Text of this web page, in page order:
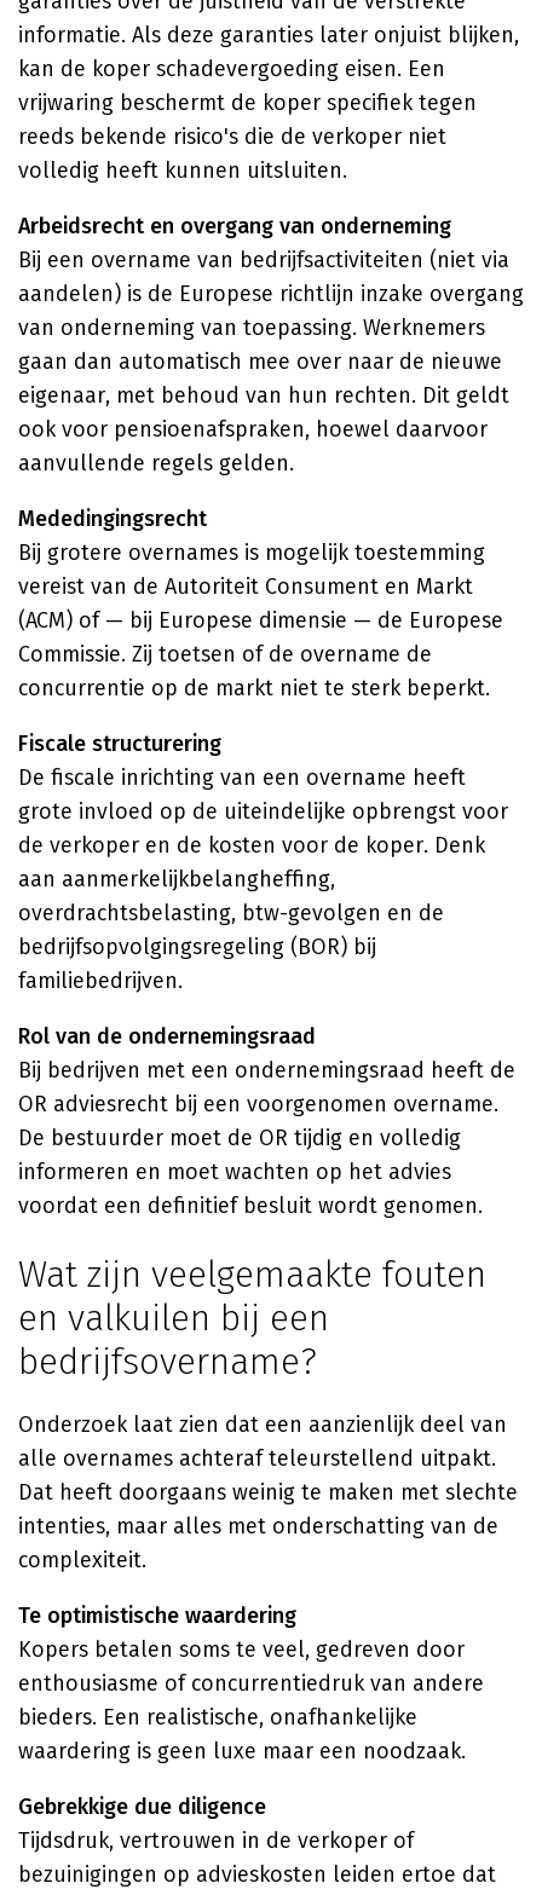
informatie. Als deze garanties later onjuist blijken,
kan de koper schadevergoeding eisen. Een
vrijwaring beschermt de koper specifiek tegen
reeds bekende risico's die de verkoper niet
volledig heeft kunnen uitsluiten.
Arbeidsrecht en overgang van onderneming
Bij een overname van bedrijfsactiviteiten (niet via
aandelen) is de Europese richtlijn inzake overgang
van onderneming van toepassing. Werknemers
gaan dan automatisch mee over naar de nieuwe
eigenaar, met behoud van hun rechten. Dit geldt
ook voor pensioenafspraken, hoewel daarvoor
aanvullende regels gelden.
Mededingingsrecht
Bij grotere overnames is mogelijk toestemming
vereist van de Autoriteit Consument en Markt
(ACM) of — bij Europese dimensie — de Europese
Commissie. Zij toetsen of de overname de
concurrentie op de markt niet te sterk beperkt.
Fiscale structurering
De fiscale inrichting van een overname heeft
grote invloed op de uiteindelijke opbrengst voor
de verkoper en de kosten voor de koper. Denk
aan aanmerkelijkbelangheffing,
overdrachtsbelasting, btw-gevolgen en de
bedrijfsopvolgingsregeling (BOR) bij
familiebedrijven.
Rol van de ondernemingsraad
Bij bedrijven met een ondernemingsraad heeft de
OR adviesrecht bij een voorgenomen overname.
De bestuurder moet de OR tijdig en volledig
informeren en moet wachten op het advies
voordat een definitief besluit wordt genomen.
Wat zijn veelgemaakte fouten
en valkuilen bij een
bedrijfsovername?
Onderzoek laat zien dat een aanzienlijk deel van
alle overnames achteraf teleurstellend uitpakt.
Dat heeft doorgaans weinig te maken met slechte
intenties, maar alles met onderschatting van de
complexiteit.
Te optimistische waardering
Kopers betalen soms te veel, gedreven door
enthousiasme of concurrentiedruk van andere
bieders. Een realistische, onafhankelijke
waardering is geen luxe maar een noodzaak.
Gebrekkige due diligence
Tijdsdruk, vertrouwen in de verkoper of
bezuinigingen op advieskosten leiden ertoe dat